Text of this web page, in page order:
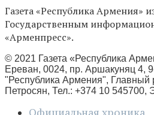
Газета «Республика Армения»
Государственным
«Арменпресс».
© 2021 Газета «Республика
Ереван, 0024, пр. Аршакуняц 4,
"Республика Армения", Главный
Петросян, Тел.: +374 10 545700,